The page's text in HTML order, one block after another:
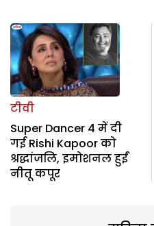
टीवी
Super Dancer 4 में दी
गई Rishi Kapoor को
श्रद्धांजलि, इमोशनल हुईं
नीतू कपूर